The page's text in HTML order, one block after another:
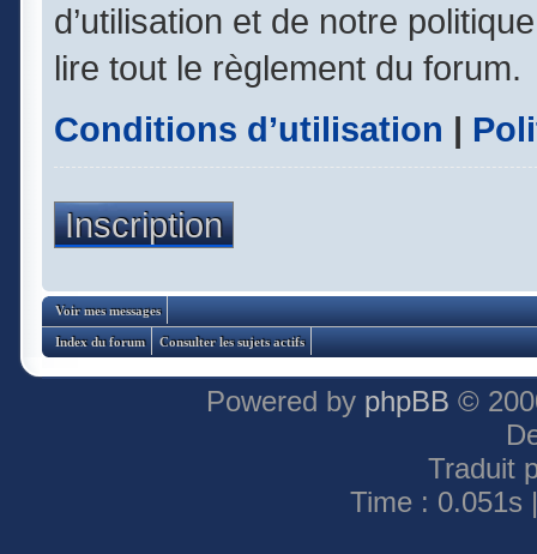
d’utilisation et de notre
lire tout le règlement du forum.
Conditions d’utilisation |
Inscription
Voir mes messages
Index du forum Consulter les sujets actifs
Powered by phpBB ©
Traduit
Time : 0.051s